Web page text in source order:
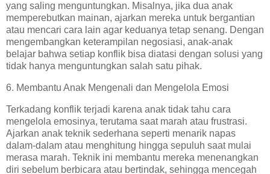
yang saling menguntungkan. Misalnya, jika dua anak
memperebutkan mainan, ajarkan mereka untuk bergantian
atau mencari cara lain agar keduanya tetap senang. Dengan
mengembangkan keterampilan negosiasi, anak-anak
belajar bahwa setiap konflik bisa diatasi dengan solusi yang
tidak hanya menguntungkan salah satu pihak.
6. Membantu Anak Mengenali dan Mengelola Emosi
Terkadang konflik terjadi karena anak tidak tahu cara
mengelola emosinya, terutama saat marah atau frustrasi.
Ajarkan anak teknik sederhana seperti menarik napas
dalam-dalam atau menghitung hingga sepuluh saat mulai
merasa marah. Teknik ini membantu mereka menenangkan
diri sebelum berbicara atau bertindak, sehingga mencegah